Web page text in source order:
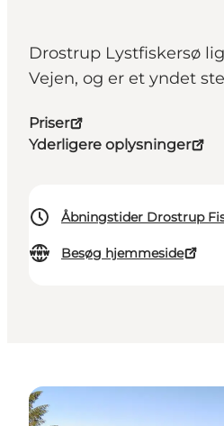
Drostrup Lystfiskersø
Vejen, og er et yndet
Priser
Yderligere oplysninger
Åbningstider Drostrup
Besøg hjemmeside